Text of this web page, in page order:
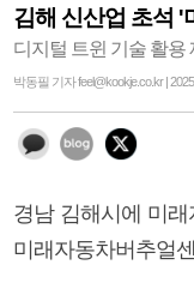
김해 신산업 초석 '
디지털 트윈 기술 활용
박동필 기자 feel@kookje.co.kr |
경남 김해시에 미
미래자동차버추얼